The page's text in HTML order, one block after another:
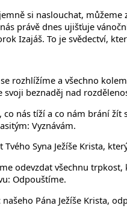
si naslouchat,
právě dnes ujišťuje
Izajáš. To je svědectví,
rozhlížíme a všechno
beznaděj nad
nás tíží a co nám brání
Vyznávám.
Syna Ježíše Krista,
odevzdat všechnu
Odpouštíme.
Pána Ježíše Krista,